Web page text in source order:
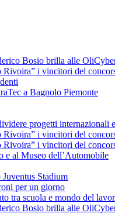
Bosio brilla alle
i vincitori del
a Bagnolo Piemonte
progetti internazionali
i vincitori del
i vincitori del
e al Museo dell’Automobile
Stadium
per un giorno
tra scuola e mondo del
Bosio brilla alle